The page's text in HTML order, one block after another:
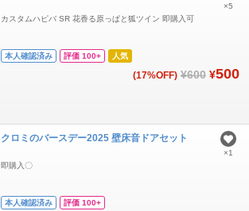
カスタムハピバ SR 花香る原っぱと狐ツイン 即購入可
本人確認済み 評価 100+ 人気
(17%OFF) ¥600 ¥500
×5
クロミのバースデー2025 壁床音ドアセット
即購入〇
本人確認済み 評価 100+
×1